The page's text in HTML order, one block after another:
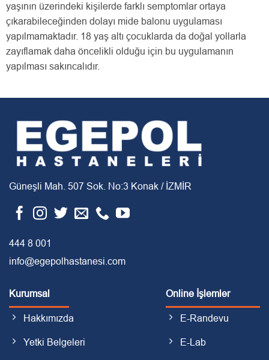
yaşının üzerindeki kişilerde farklı semptomlar ortaya
çıkarabileceğinden dolayı mide balonu uygulaması
yapılmamaktadır. 18 yaş altı çocuklarda da doğal yollarla
zayıflamak daha öncelikli olduğu için bu uygulamanın
yapılması sakıncalıdır.
Güneşli Mah. 507 Sok. No:3 Konak / İZMİR
444 8 001
info@egepolhastanesi.com
Kurumsal
Hakkımızda
Yetki Belgeleri
Online İşlemler
E-Randevu
E-Lab